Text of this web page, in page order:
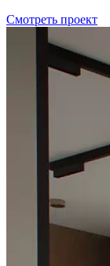
Смотреть проект